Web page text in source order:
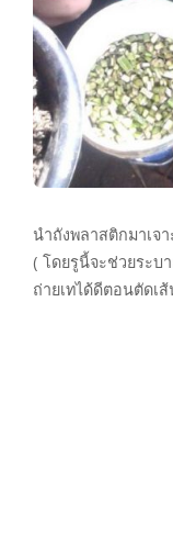
นำถังพลาสติกมาเจ
( โดยรูนี้จะช่วยระบ
ถ่ายเทได้ดีตอนตัดเ